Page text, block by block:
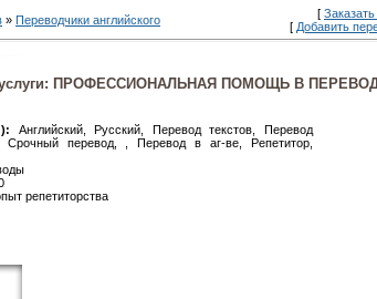
» Переводчики английского [
[ Добавить
услуги: ПРОФЕССИОНАЛЬНАЯ ПОМОЩЬ В
Английский, Русский, Перевод текстов, Перевод
Срочный перевод, , Перевод в аг-ве, Репетитор,
репетиторства